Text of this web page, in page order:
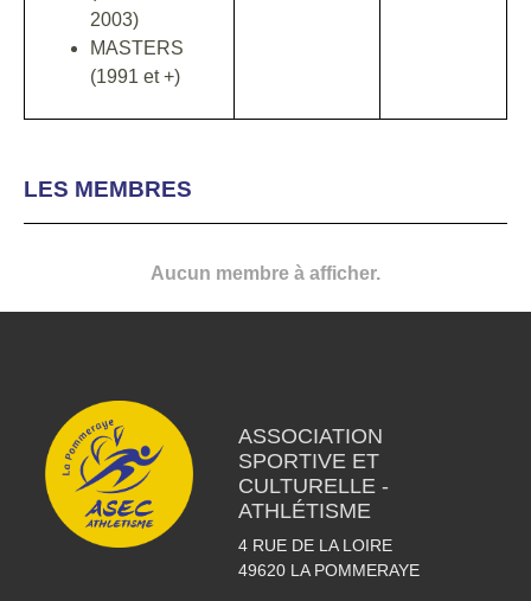
2003)
MASTERS
(1991 et +)
LES MEMBRES
Aucun membre à afficher.
ASSOCIATION
SPORTIVE ET
CULTURELLE -
ATHLÉTISME
4 RUE DE LA LOIRE
49620 LA POMMERAYE